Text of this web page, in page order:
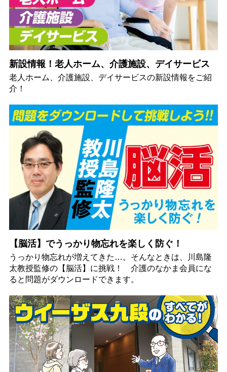
新設情報！老人ホーム、介護施設、デイサービス
老人ホーム、介護施設、デイサービスの新設情報をご紹
介！
【脳活】でうっかり物忘れを楽しく防ぐ！
うっかり物忘れが増えてきた…。そんなときは、川島隆
太教授監修の【脳活】に挑戦！ 介護のなかま会員にな
ると問題がダウンロードできます。